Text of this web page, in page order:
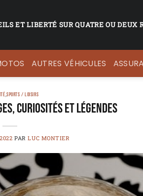
ET LIBERTÉ SUR QUATRE OU DEUX
AUTRES VÉHICULES
,SPORTS / LOISIRS
curiosités et légendes
PARLUC MONTIER